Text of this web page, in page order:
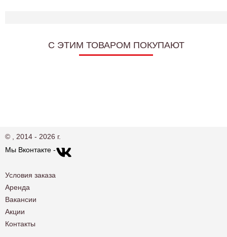
C ЭТИМ ТОВАРОМ ПОКУПАЮТ
© , 2014 - 2026 г.
Мы Вконтакте -
Условия заказа
Аренда
Вакансии
Акции
Контакты